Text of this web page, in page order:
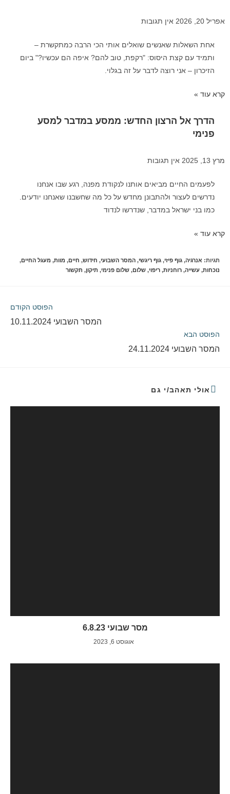
אפריל 20, 2026 אין תגובות
אחת השאלות שאנשים שואלים אותי הכי הרבה כמתקשרת –
ותמיד עם קצת היסוס: "רקפת, טוב להם? איפה הם עכשיו?" ביום
הזיכרון – אני רוצה לדבר על זה בגלוי.
קרא עוד »
הדרך אל הרצון החדש: ממסע במדבר למסע
פנימי
מרץ 13, 2025 אין תגובות
לפעמים החיים מביאים אותנו לנקודת מפנה, רגע שבו אנחנו
נדרשים לעצור ולהתבונן מחדש על כל מה שחשבנו שאנחנו יודעים.
כמו בני ישראל במדבר, שנדרשו לנדוד
קרא עוד »
תגיות: אנרגיה, גוף פיזי, גוף ריגשי, המסר השבועי, חידוש, חיים, מוות, מעגל החיים,
נוכחות, עשייה, רוחניות, ריפוי, שלום, שלום פנימי, תיקון, תקשור
הפוסט הקודם
המסר השבועי 10.11.2024
הפוסט הבא
המסר השבועי 24.11.2024
אולי תאהב/י גם
מסר שבועי 6.8.23
אוגוסט 6, 2023